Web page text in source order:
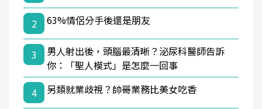
2 63%情侶分手後還是朋友
3
男人射出後，頭腦最清晰？泌尿科醫師告訴
你：「聖人模式」是怎麼一回事
4
另類就業歧視？帥哥業務比美女吃香